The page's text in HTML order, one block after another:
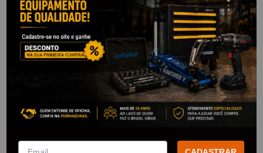
Conjunto de Teste de Compressão do
Cilindro - RAVEN
R109658